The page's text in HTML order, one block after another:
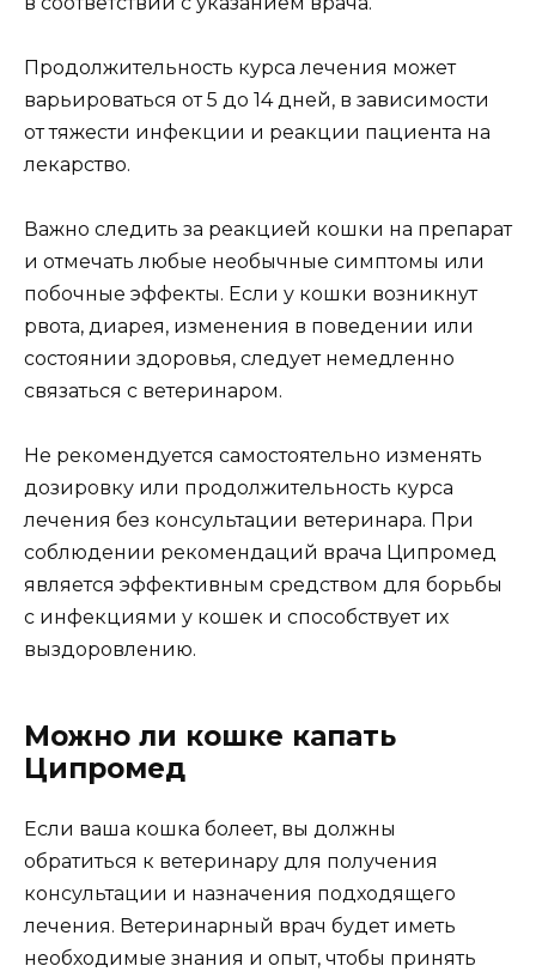
Продолжительность курса лечения может
варьироваться от 5 до 14 дней, в зависимости
от тяжести инфекции и реакции пациента на
лекарство.
Важно следить за реакцией кошки на препарат
и отмечать любые необычные симптомы или
побочные эффекты. Если у кошки возникнут
рвота, диарея, изменения в поведении или
состоянии здоровья, следует немедленно
связаться с ветеринаром.
Не рекомендуется самостоятельно изменять
дозировку или продолжительность курса
лечения без консультации ветеринара. При
соблюдении рекомендаций врача Ципромед
является эффективным средством для борьбы
с инфекциями у кошек и способствует их
выздоровлению.
Можно ли кошке капать
Ципромед
Если ваша кошка болеет, вы должны
обратиться к ветеринару для получения
консультации и назначения подходящего
лечения. Ветеринарный врач будет иметь
необходимые знания и опыт, чтобы принять